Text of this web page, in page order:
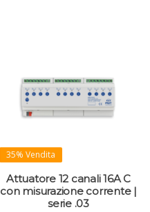
35% Vendita
Attuatore 12 canali 16A C
con misurazione corrente |
serie .03